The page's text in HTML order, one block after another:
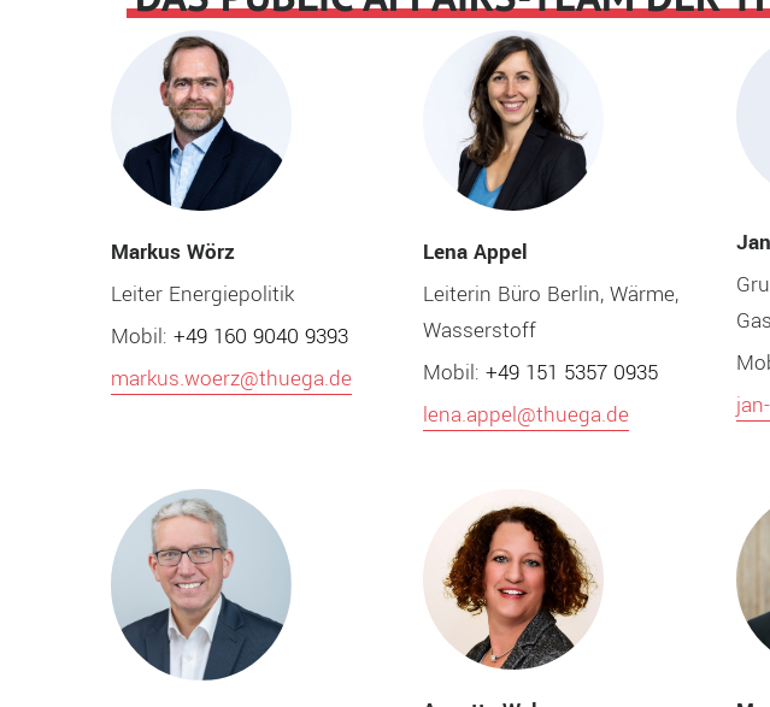
Markus Wörz
Leiter Energiepolitik
Mobil: +49 160 9040 9393
markus.woerz@thuega.de
Lena Appel
Leiterin Büro Berlin, Wärme,
Wasserstoff
Mobil:+49 151 5357 0935
lena.appel@thuega.de